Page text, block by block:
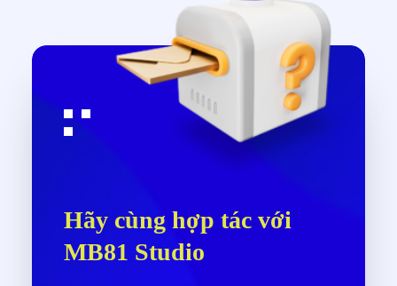
Hãy cùng hợp tác với
MB81 Studio